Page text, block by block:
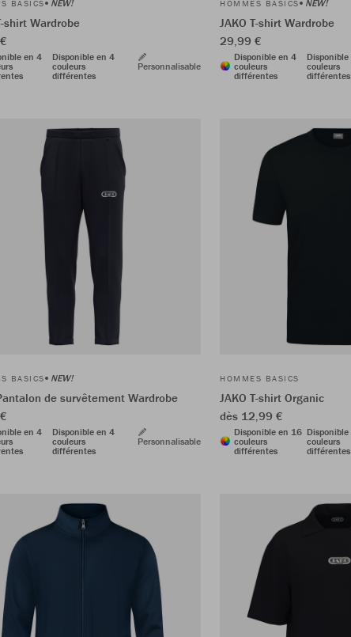
BASICS NEW!
shirt Wardrobe
en 4
Disponible en 4
couleurs
différentes
Personnalisable
HOMMES BASICS NEW!
JAKO T-shirt Wardrobe
29,99 €
Disponible en 4
couleurs
différentes
couleurs
différentes
BASICS NEW!
de survêtement Wardrobe
en 4
Disponible en 4
couleurs
différentes
Personnalisable
HOMMES BASICS
JAKO T-shirt Organic
dès 12,99 €
Disponible en 16
couleurs
différentes
couleurs
différentes